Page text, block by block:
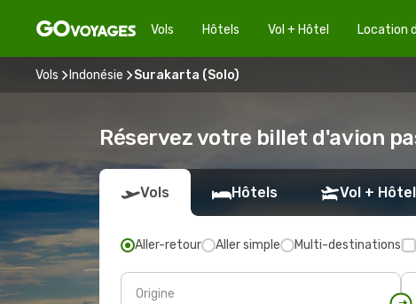
Vols Hôtels Vol + Hôtel Location
Vols Indonésie Surakarta (Solo)
Réservez votre billet d'avion
Vols Hôtels Vol + Hôtel
Aller-retour Aller simple Multi-destinations
Origine